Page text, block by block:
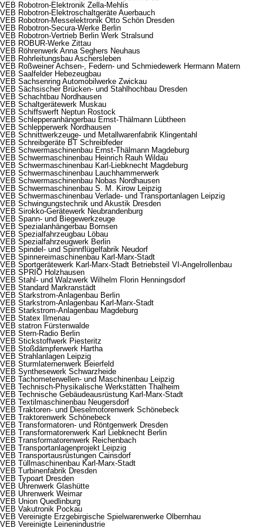
VEB Robotron-Elektronik Zella-Mehlis
VEB Robotron-Elektroschaltgeräte Auerbauch
VEB Robotron-Messelektronik Otto Schön Dresden
VEB Robotron-Secura-Werke Berlin
VEB Robotron-Vertrieb Berlin Werk Stralsund
VEB ROBUR-Werke Zittau
VEB Röhrenwerk Anna Seghers Neuhaus
VEB Rohrleitungsbau Aschersleben
VEB Roßweiner Achsen-, Federn- und Schmiedewerk Hermann Matern
VEB Saalfelder Hebezeugbau
VEB Sachsenring Automobilwerke Zwickau
VEB Sächsischer Brücken- und Stahlhochbau Dresden
VEB Schachtbau Nordhausen
VEB Schaltgerätewerk Muskau
VEB Schiffswerft Neptun Rostock
VEB Schlepperanhängerbau Ernst-Thälmann Lübtheen
VEB Schlepperwerk Nordhausen
VEB Schnittwerkzeuge- und Metallwarenfabrik Klingentahl
VEB Schreibgeräte BT Schreibfeder
VEB Schwermaschinenbau Ernst-Thälmann Magdeburg
VEB Schwermaschinenbau Heinrich Rauh Wildau
VEB Schwermaschinenbau Karl-Liebknecht Magdeburg
VEB Schwermaschinenbau Lauchhammerwerk
VEB Schwermaschinenbau Nobas Nordhausen
VEB Schwermaschinenbau S. M. Kirow Leipzig
VEB Schwermaschinenbau Verlade- und Transportanlagen Leipzig
VEB Schwingungstechnik und Akustik Dresden
VEB Sirokko-Gerätewerk Neubrandenburg
VEB Spann- und Biegewerkzeuge
VEB Spezialanhängerbau Bornsen
VEB Spezialfahrzeugbau Löbau
VEB Spezialfahrzeugwerk Berlin
VEB Spindel- und Spinnflügelfabrik Neudorf
VEB Spinnereimaschinenbau Karl-Marx-Stadt
VEB Sportgerätewerk Karl-Marx-Stadt Betriebsteil VI-Angelrollenbau
VEB SPRIO Holzhausen
VEB Stahl- und Walzwerk Wilhelm Florin Henningsdorf
VEB Standard Markranstädt
VEB Starkstrom-Anlagenbau Berlin
VEB Starkstrom-Anlagenbau Karl-Marx-Stadt
VEB Starkstrom-Anlagenbau Magdeburg
VEB Statex Ilmenau
VEB statron Fürstenwalde
VEB Stern-Radio Berlin
VEB Stickstoffwerk Piesteritz
VEB Stoßdämpferwerk Hartha
VEB Strahlanlagen Leipzig
VEB Sturmlaternenwerk Beierfeld
VEB Synthesewerk Schwarzheide
VEB Tachometerwellen- und Maschinenbau Leipzig
VEB Technisch-Physikalische Werkstätten Thalheim
VEB Technische Gebäudeausrüstung Karl-Marx-Stadt
VEB Textilmaschinenbau Neugersdorf
VEB Traktoren- und Dieselmotorenwerk Schönebeck
VEB Traktorenwerk Schönebeck
VEB Transformatoren- und Röntgenwerk Dresden
VEB Transformatorenwerk Karl Liebknecht Berlin
VEB Transformatorenwerk Reichenbach
VEB Transportanlagenprojekt Leipzig
VEB Transportausrüstungen Cainsdorf
VEB Tüllmaschinenbau Karl-Marx-Stadt
VEB Turbinenfabrik Dresden
VEB Typoart Dresden
VEB Uhrenwerk Glashütte
VEB Uhrenwerk Weimar
VEB Union Quedlinburg
VEB Vakutronik Pockau
VEB Vereinigte Erzgebirgische Spielwarenwerke Olbernhau
VEB Vereinigte Leinenindustrie